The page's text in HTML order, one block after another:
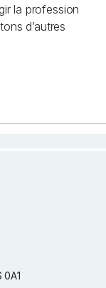
la profession
d’autres